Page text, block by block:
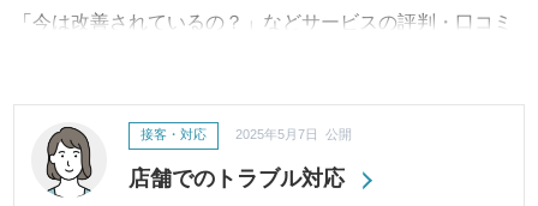
「今は改善されているの？」などサービスの評判・口コミ
店舗でのトラブル対応
接客・対応 2025年5月7日 公開